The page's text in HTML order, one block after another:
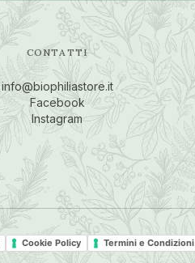
CONTATTI
info@biophiliastore.it
Facebook
Instagram
Cookie Policy Termini e Condizioni